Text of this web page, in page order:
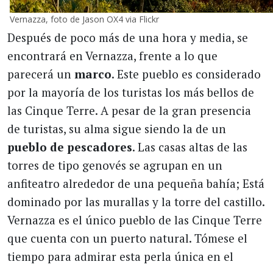
Vernazza, foto de Jason OX4 via Flickr
Después de poco más de una hora y media, se
encontrará en Vernazza, frente a lo que
parecerá un marco. Este pueblo es considerado
por la mayoría de los turistas los más bellos de
las Cinque Terre. A pesar de la gran presencia
de turistas, su alma sigue siendo la de un
pueblo de pescadores. Las casas altas de las
torres de tipo genovés se agrupan en un
anfiteatro alrededor de una pequeña bahía; Está
dominado por las murallas y la torre del castillo.
Vernazza es el único pueblo de las Cinque Terre
que cuenta con un puerto natural. Tómese el
tiempo para admirar esta perla única en el